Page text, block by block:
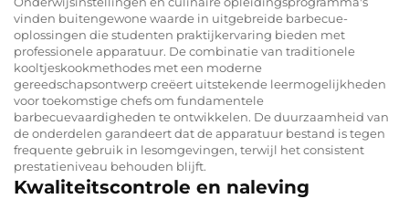
vinden buitengewone waarde in uitgebreide barbecue-
oplossingen die studenten praktijkervaring bieden met
professionele apparatuur. De combinatie van traditionele
kooltjeskookmethodes met een moderne
gereedschapsontwerp creëert uitstekende leermogelijkheden
voor toekomstige chefs om fundamentele
barbecuevaardigheden te ontwikkelen. De duurzaamheid van
de onderdelen garandeert dat de apparatuur bestand is tegen
frequente gebruik in lesomgevingen, terwijl het consistent
prestatieniveau behouden blijft.
Kwaliteitscontrole en naleving